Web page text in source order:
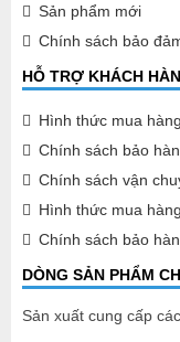
Sản phẩm mới
Chính sách bảo
HỖ TRỢ KHÁCH
Hình thức mua hàng
Chính sách bảo
Chính sách vận
Hình thức mua hàng
Chính sách bảo
DÒNG SẢN PHẨM
Sản xuất cung cấp